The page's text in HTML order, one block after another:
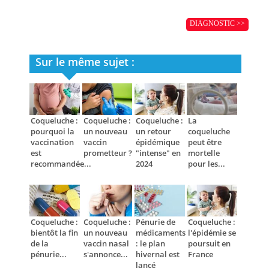
DIAGNOSTIC >>
Sur le même sujet :
Coqueluche :
pourquoi la
vaccination
est
recommandée...
Coqueluche :
un nouveau
vaccin
prometteur ?
Coqueluche :
un retour
épidémique
"intense" en
2024
La
coqueluche
peut être
mortelle
pour les...
Coqueluche :
bientôt la fin
de la
pénurie...
Coqueluche :
un nouveau
vaccin nasal
s'annonce...
Pénurie de
médicaments
: le plan
hivernal est
lancé
Coqueluche :
l'épidémie se
poursuit en
France